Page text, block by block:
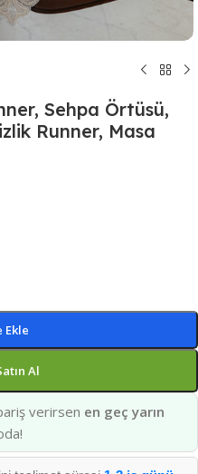
Sehpa Örtüsü,
Runner, Masa
Ekle
Al
verirsen en geç yarın